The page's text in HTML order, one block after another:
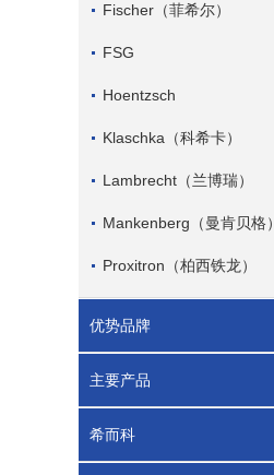
Fischer（菲希尔）
FSG
Hoentzsch
Klaschka（科希卡）
Lambrecht（兰博瑞）
Mankenberg（曼肯贝格）
Proxitron（柏西铁龙）
优势品牌
主要产品
希而科